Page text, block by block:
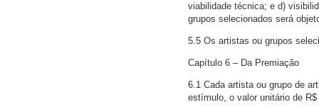
viabilidade técnica; e d)
grupos selecionados será
5.5 Os artistas ou grupos
Capítulo 6 – Da Premiação
6.1 Cada artista ou grupo de
estímulo, o valor unitário de